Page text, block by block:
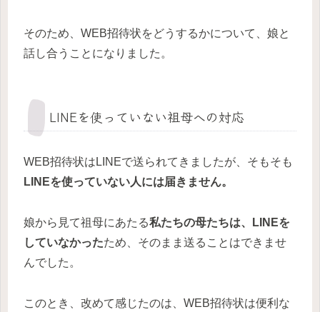
そのため、WEB招待状をどうするかについて、娘と
話し合うことになりました。
LINEを使っていない祖母への対応
WEB招待状はLINEで送られてきましたが、そもそも
LINEを使っていない人には届きません。
娘から見て祖母にあたる私たちの母たちは、LINEを
していなかったため、そのまま送ることはできませ
んでした。
このとき、改めて感じたのは、WEB招待状は便利な